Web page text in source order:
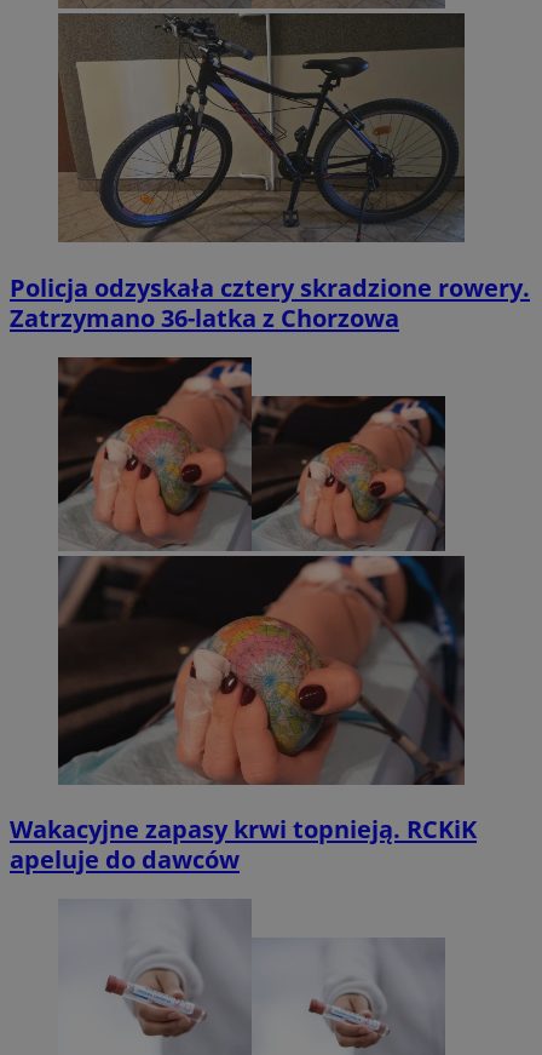
Policja odzyskała cztery skradzione rowery.
Zatrzymano 36-latka z Chorzowa
Wakacyjne zapasy krwi topnieją. RCKiK
apeluje do dawców